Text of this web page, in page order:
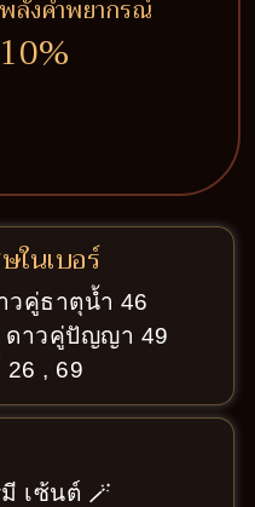
พลังคำพยากรณ์
10%
ในเบอร์
วคู่ธาตุน้ำ 46
ดาวคู่ปัญญา 49
, 69
เซ้นต์ 🪄